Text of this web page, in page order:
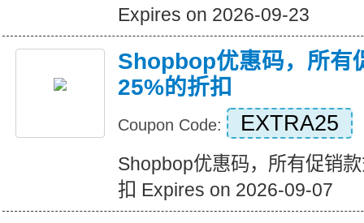
Expires on 2026-09-23
Shopbop优惠码，所有
25%的折扣
Coupon Code: EXTRA25
Shopbop优惠码，所有促销
扣 Expires on 2026-09-07